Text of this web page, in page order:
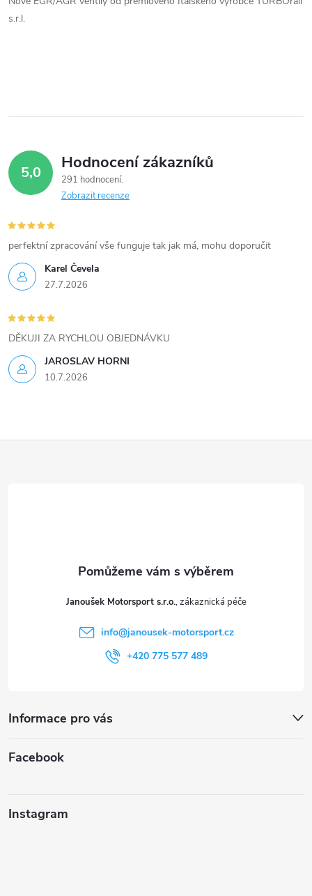
a
v
k
y
v
ý
i
s
u
n
n
s.r.l.
5,0 Hodnocení zákazníků
291 hodnocení
Zobrazit recenze
Karel Čevela
27.7.2026
perfektní zpracování vše funguje tak jak má, mohu doporučit
JAROSLAV HORNI
10.7.2026
DĚKUJI ZA RYCHLOU OBJEDNÁVKU
Janoušek Motorsport s.r.o.
info@janousek-motorsport.cz
+420 775 577 489
Informace pro vás
Facebook
Instagram